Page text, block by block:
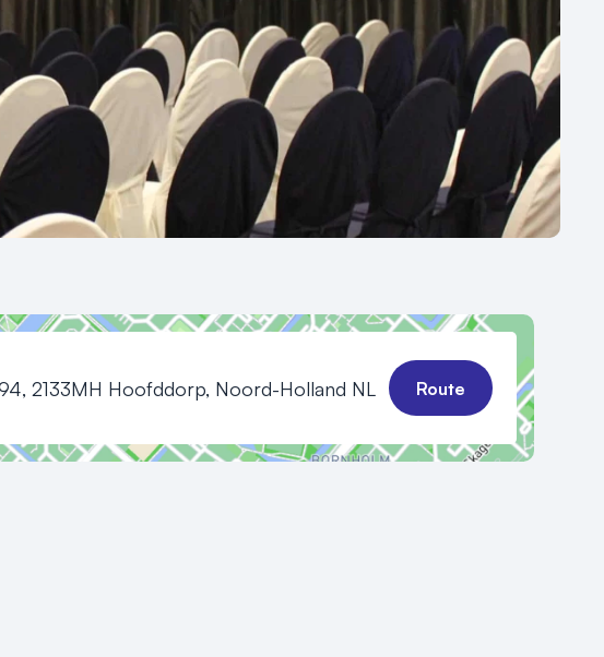
2133MH Hoofddorp, Noord-Holland NL Route